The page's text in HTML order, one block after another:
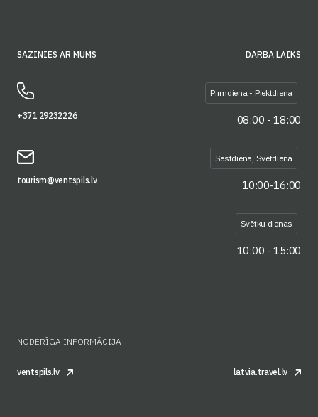
SAZINIES AR MUMS
+371 29232226
tourism@ventspils.lv
DARBA LAIKS
Pirmdiena - Piektdiena
08:00 - 18:00
Sestdiena, Svētdiena
10:00-16:00
Svētku dienas
10:00 - 15:00
NODERĪGA INFORMĀCIJA
ventspils.lv latvia.travel.lv